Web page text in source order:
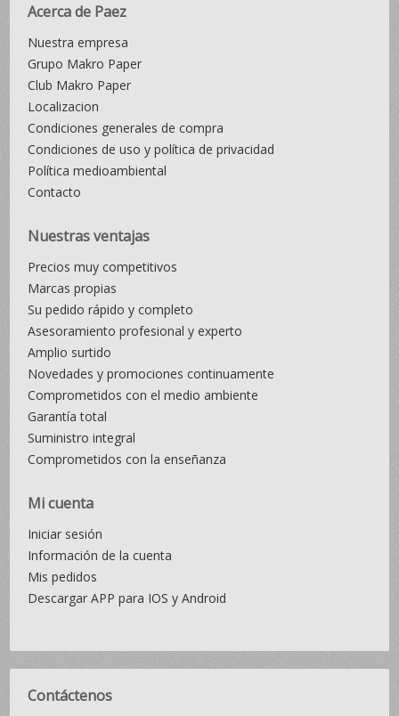
Acerca de Paez
Nuestra empresa
Grupo Makro Paper
Club Makro Paper
Localizacion
Condiciones generales de compra
Condiciones de uso y política de privacidad
Política medioambiental
Contacto
Nuestras ventajas
Precios muy competitivos
Marcas propias
Su pedido rápido y completo
Asesoramiento profesional y experto
Amplio surtido
Novedades y promociones continuamente
Comprometidos con el medio ambiente
Garantía total
Suministro integral
Comprometidos con la enseñanza
Mi cuenta
Iniciar sesión
Información de la cuenta
Mis pedidos
Descargar APP para IOS y Android
Contáctenos